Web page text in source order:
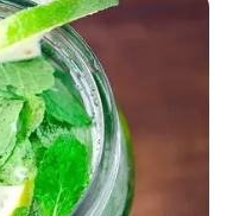
Menduda (2024),